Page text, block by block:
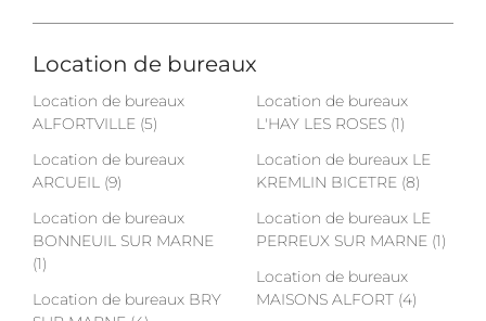
Location de bureaux
Location de bureaux
ALFORTVILLE (5)
Location de bureaux
ARCUEIL (9)
Location de bureaux
BONNEUIL SUR MARNE
(1)
Location de bureaux BRY
Location de bureaux
L'HAY LES ROSES (1)
Location de bureaux LE
KREMLIN BICETRE (8)
Location de bureaux LE
PERREUX SUR MARNE (1)
Location de bureaux
MAISONS ALFORT (4)